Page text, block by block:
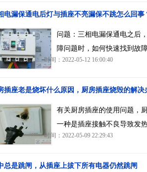
电漏保通电后灯与插座不亮漏保不跳怎么回事
问题：三相电漏保通电之后
障问题时，如何快速找到故
时间：2022-05-12 16:00:40
插座老是烧坏什么原因，厨房插座烧毁的解决
有关厨房插座的使用问题，
一种是插座接触不良导致发
时间：2022-05-09 22:29:43
总是跳闸，从插座上拔下所有电器仍然跳闸